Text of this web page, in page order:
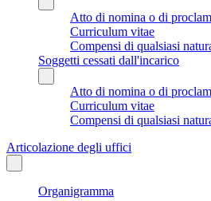
Atto di nomina o di
Curriculum vitae
Compensi di qualsiasi
Soggetti cessati dall'incarico
Atto di nomina o di
Curriculum vitae
Compensi di qualsiasi
Articolazione degli uffici
Organigramma